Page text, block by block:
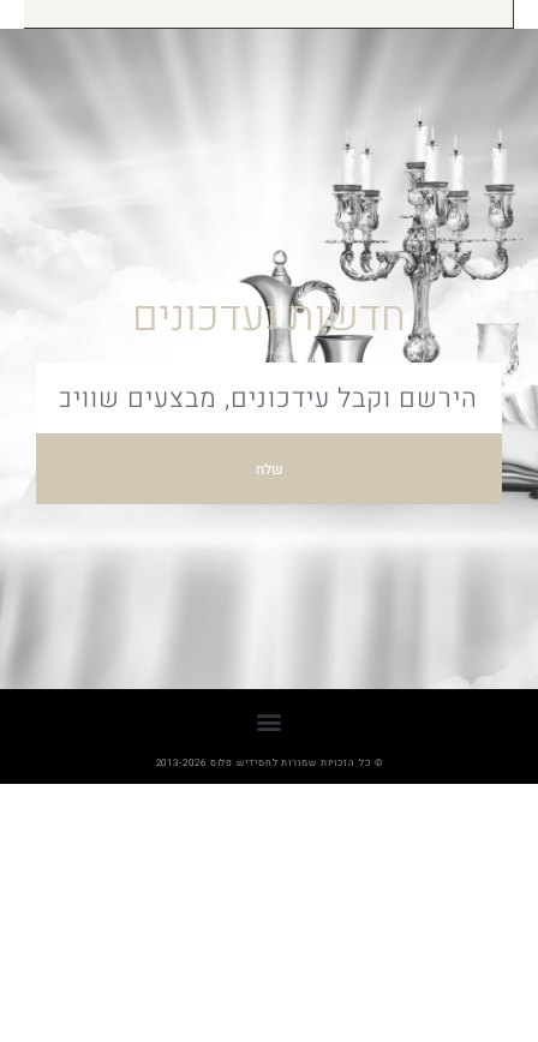
חדשות ועדכונים
שלח
© כל הזכויות שמורות לחסידיש פלוס 2013-2026